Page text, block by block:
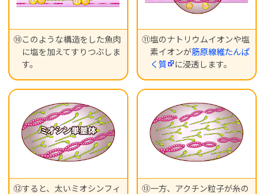
⑩このような構造をした魚肉
に塩を加えてすりつぶしま
す。
⑪塩のナトリウムイオンや塩
素イオンが筋原線維たんぱ
く質
に浸透します。
⑫すると、太いミオシンフィ
⑬一方、アクチン粒子が糸の